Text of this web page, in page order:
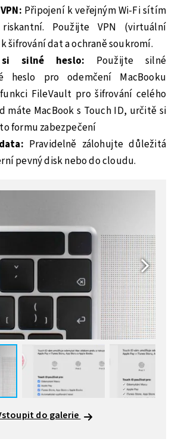
Připojení k veřejným Wi-Fi sítím
Použijte VPN (virtuální
šifrování dat a ochraně soukromí.
si silné heslo: Použijte silné
heslo pro odemčení MacBooku
FileVault pro šifrování celého
máte MacBook s Touch ID, určitě si
formu zabezpečení
Pravidelně zálohujte důležitá
pevný disk nebo do cloudu.
do galerie